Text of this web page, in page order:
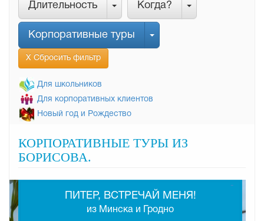
Длительность Когда?
Корпоративные туры
Х Сбросить фильтр
Для школьников
Для корпоративных клиентов
Новый год и Рождество
КОРПОРАТИВНЫЕ ТУРЫ ИЗ
БОРИСОВА.
ПИТЕР, ВСТРЕЧАЙ МЕНЯ!
из Минска и Гродно
-